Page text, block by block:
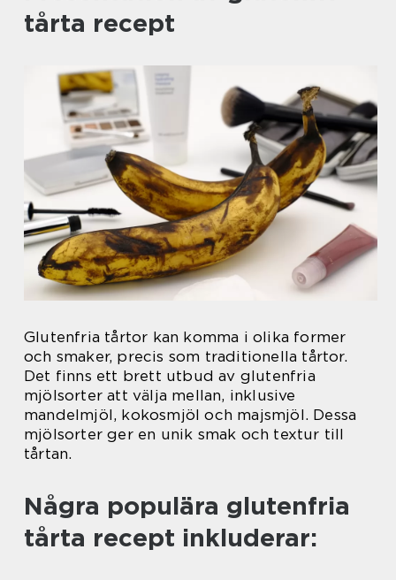
tårta recept
Glutenfria tårtor kan komma i olika former
och smaker, precis som traditionella tårtor.
Det finns ett brett utbud av glutenfria
mjölsorter att välja mellan, inklusive
mandelmjöl, kokosmjöl och majsmjöl. Dessa
mjölsorter ger en unik smak och textur till
tårtan.
Några populära glutenfria
tårta recept inkluderar: